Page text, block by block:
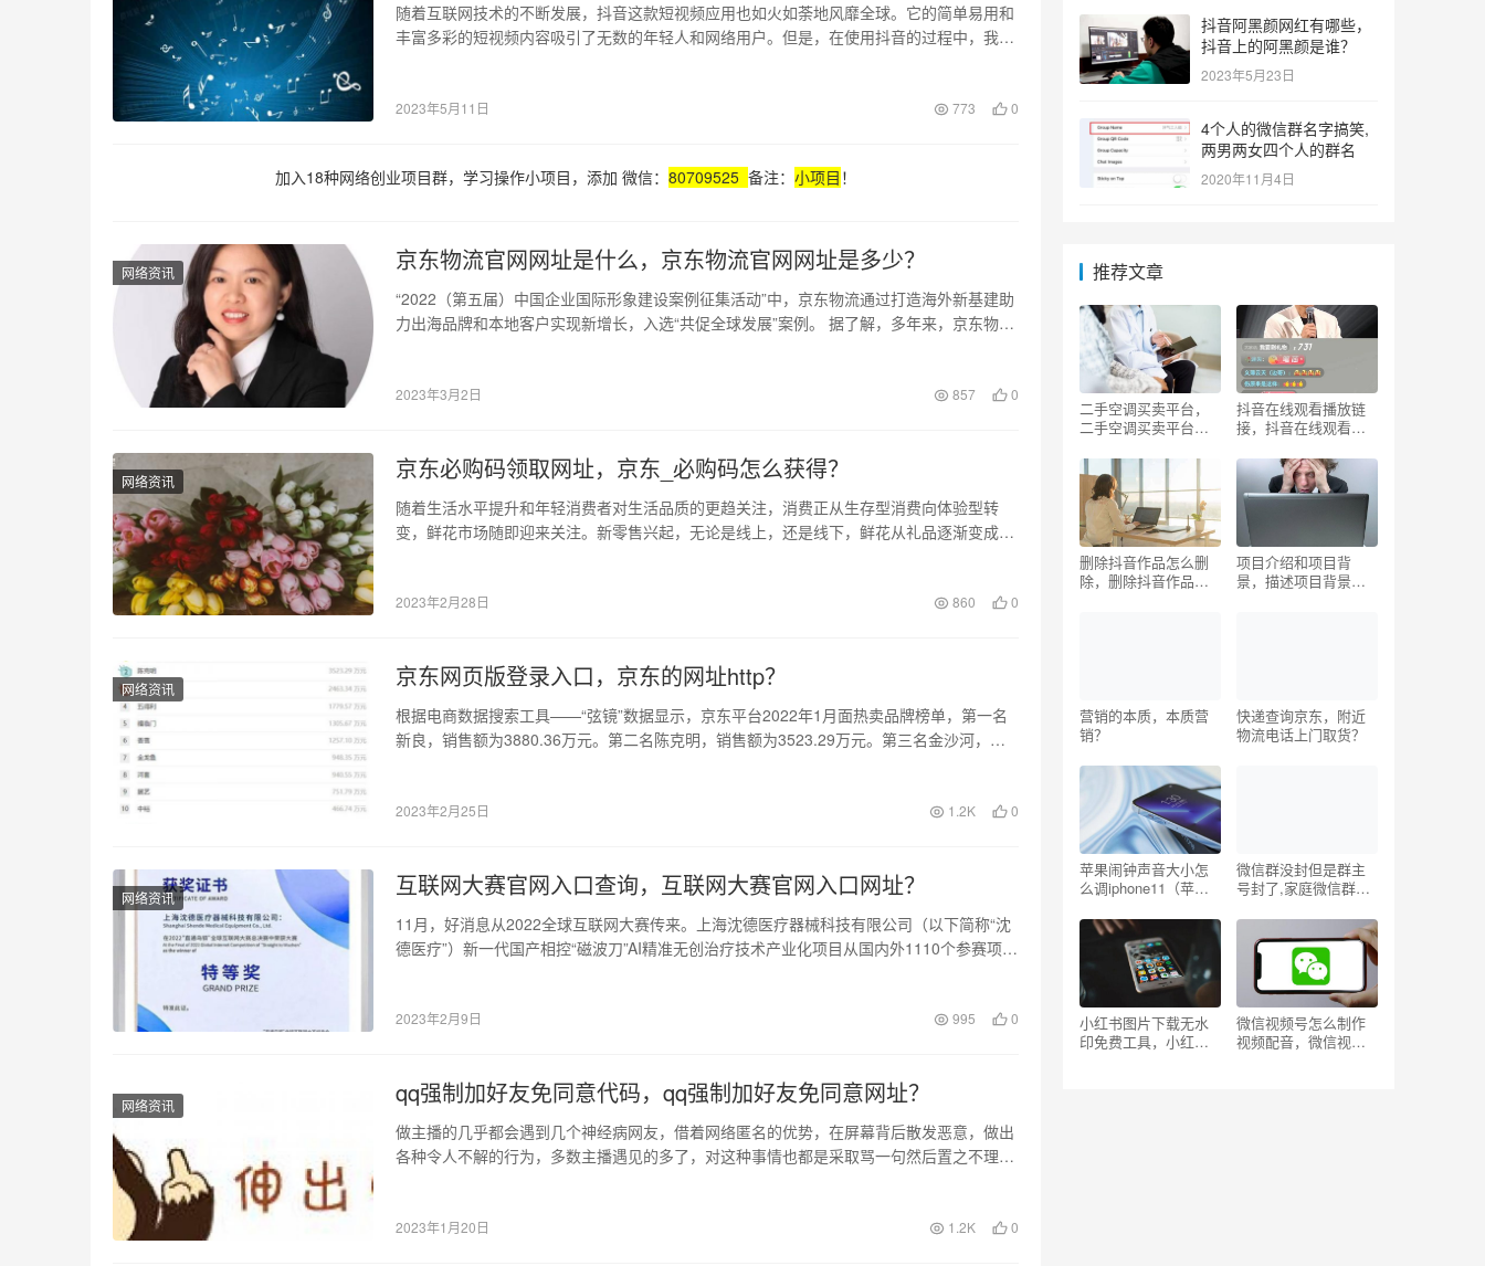
随着互联网技术的不断发展，抖音这款短视频应用也如火如荼地风靡全球。它的简单易用和
丰富多彩的短视频内容吸引了无数的年轻人和网络用户。但是，在使用抖音的过程中，我们
2023年5月11日 773 0
加入18种网络创业项目群，学习操作小项目，添加 微信： 80709525 备注： 小项目 ！
网络资讯 京东物流官网网址是什么，京东物流官网网址是多少？
“2022（第五届）中国企业国际形象建设案例征集活动”中，京东物流通过打造海外新基建助
力出海品牌和本地客户实现新增长，入选“共促全球发展”案例。 据了解，多年来，京东物流
2023年3月2日 857 0
网络资讯 京东必购码领取网址，京东_必购码怎么获得？
随着生活水平提升和年轻消费者对生活品质的更趋关注，消费正从生存型消费向体验型转
变，鲜花市场随即迎来关注。新零售兴起，无论是线上，还是线下，鲜花从礼品逐渐变成一
2023年2月28日 860 0
网络资讯 京东网页版登录入口，京东的网址http？
根据电商数据搜索工具——“弦镜”数据显示，京东平台2022年1月面热卖品牌榜单，第一名
新良，销售额为3880.36万元。第二名陈克明，销售额为3523.29万元。第三名金沙河，销
2023年2月25日 1.2K 0
网络资讯 互联网大赛官网入口查询，互联网大赛官网入口网址？
11月，好消息从2022全球互联网大赛传来。上海沈德医疗器械科技有限公司（以下简称“沈
德医疗”）新一代国产相控“磁波刀”AI精准无创治疗技术产业化项目从国内外1110个参赛项
2023年2月9日 995 0
网络资讯 qq强制加好友免同意代码，qq强制加好友免同意网址？
做主播的几乎都会遇到几个神经病网友，借着网络匿名的优势，在屏幕背后散发恶意，做出
各种令人不解的行为，多数主播遇见的多了，对这种事情也都是采取骂一句然后置之不理了
2023年1月20日 1.2K 0
抖音阿黑颜网红有哪些，
抖音上的阿黑颜是谁？
2023年5月23日
4个人的微信群名字搞笑,
两男两女四个人的群名
2020年11月4日
推荐文章
二手空调买卖平台，
二手空调买卖平台有
抖音在线观看播放链
接，抖音在线观看播
删除抖音作品怎么删
除，删除抖音作品怎
项目介绍和项目背
景，描述项目背景介
营销的本质，本质营
销？
快递查询京东，附近
物流电话上门取货？
苹果闹钟声音大小怎
么调iphone11（苹果
15.1）
微信群没封但是群主
号封了,家庭微信群名
小红书图片下载无水
印免费工具，小红书
微信视频号怎么制作
视频配音，微信视频